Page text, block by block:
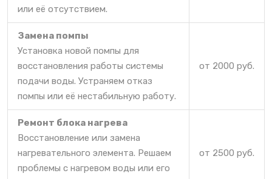
или её отсутствием.
Замена помпы
Установка новой помпы для
восстановления работы системы
подачи воды. Устраняем отказ
помпы или её нестабильную работу.
от 2000 руб.
Ремонт блока нагрева
Восстановление или замена
нагревательного элемента. Решаем
проблемы с нагревом воды или его
от 2500 руб.